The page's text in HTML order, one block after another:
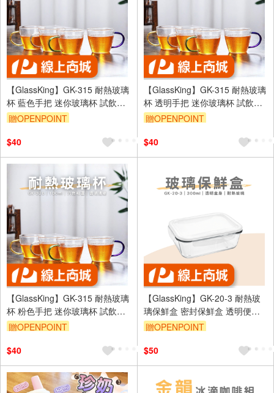
【GlassKing】GK-315 耐熱玻璃
杯 藍色手把 迷你玻璃杯 試飲杯
咖啡杯 水杯 茶杯 酒杯
贈OPENPOINT
$40
【GlassKing】GK-315 耐熱玻璃
杯 透明手把 迷你玻璃杯 試飲杯
咖啡杯 水杯 茶杯 酒杯
贈OPENPOINT
$40
【GlassKing】GK-315 耐熱玻璃
杯 粉色手把 迷你玻璃杯 試飲杯
咖啡杯 水杯 茶杯 酒杯
贈OPENPOINT
$40
【GlassKing】GK-20-3 耐熱玻
璃保鮮盒 密封保鮮盒 透明便當
盒 玻璃便當盒 健康餐盒
贈OPENPOINT
$50